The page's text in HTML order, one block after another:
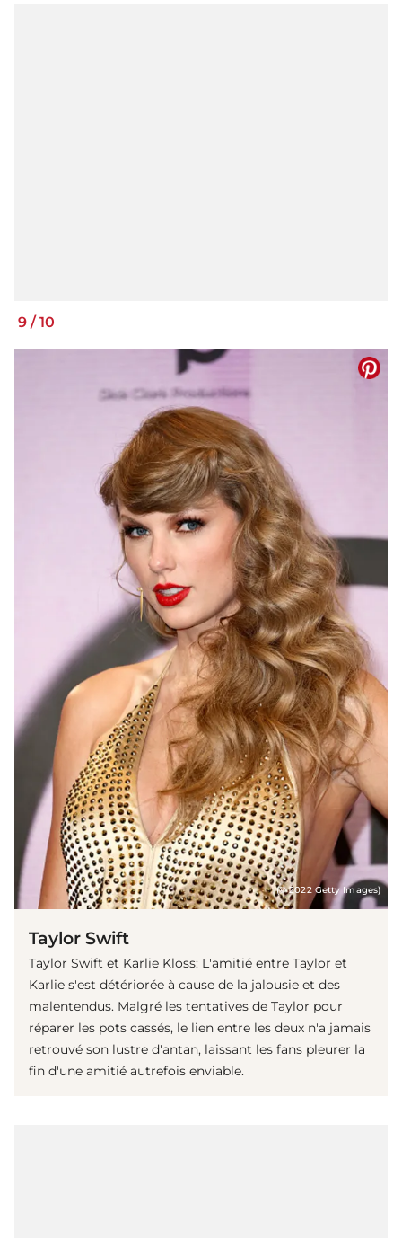
9 /10
(© 2022 Getty Images)
Taylor Swift
Taylor Swift et Karlie Kloss: L'amitié entre Taylor et
Karlie s'est détériorée à cause de la jalousie et des
malentendus. Malgré les tentatives de Taylor pour
réparer les pots cassés, le lien entre les deux n'a jamais
retrouvé son lustre d'antan, laissant les fans pleurer la
fin d'une amitié autrefois enviable.